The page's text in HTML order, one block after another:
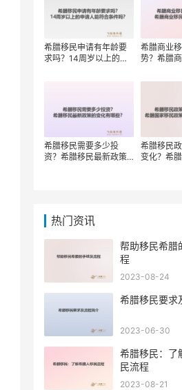
希腊移民申请有年龄要
求吗？14周岁以上的申
希腊商业
势？希腊
希腊移民需要多少投
资？希腊移民最新政策
希腊移民
变化？希
热门资讯
帮助移民希腊
程
2023-08-24
希腊移民要求
2023-06-30
希腊移民：了
民流程
2023-08-21